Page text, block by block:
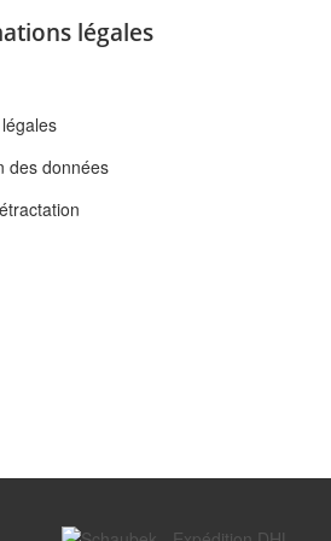
légales
des données